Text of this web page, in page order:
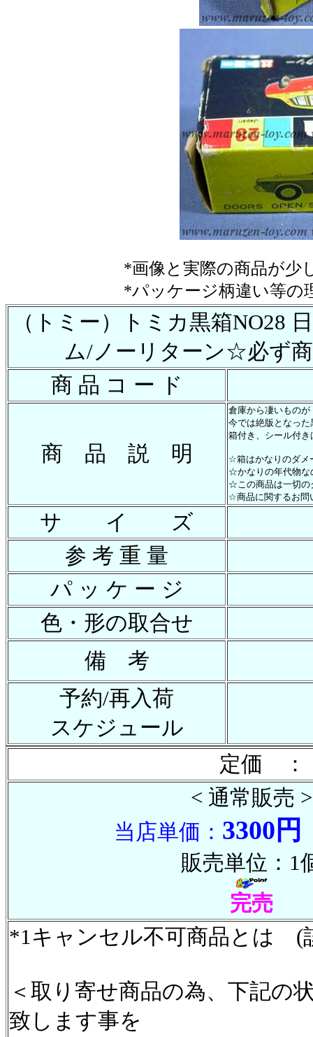
*画像と実際の商品が少
*パッケージ柄違い等の
（トミー）トミカ黒箱NO28
ム/ノーリターン☆必ず
商 品 コ ー ド
商 品 説 明
倉庫から凄いもの
今では絶版となっ
箱付き、シール付
☆箱はかなりのダメ
☆かなりの年代物な
☆この商品は一切の
☆商品に関するお問
サ イ ズ
参 考 重 量
パ ッ ケ ー ジ
色・形の取合せ
備 考
予約/再入荷
スケジュール
定価 ：
< 通常販売 >
当店単価： 3300円
販売単位：1
完売
*1キャンセル不可商品とは (
＜取り寄せ商品の為、下記の
致します事を